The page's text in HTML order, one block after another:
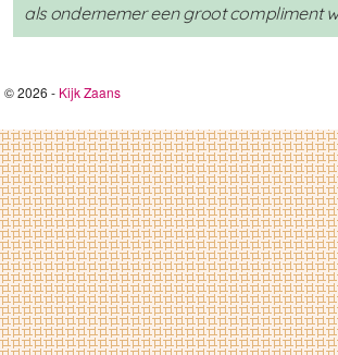
als ondernemer een groot compliment
© 2026 - Kijk Zaans